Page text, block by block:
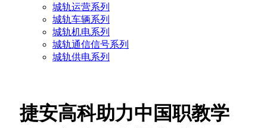
城轨运营系列
城轨车辆系列
城轨机电系列
城轨通信信号系列
城轨供电系列
捷安高科助力中国职教学